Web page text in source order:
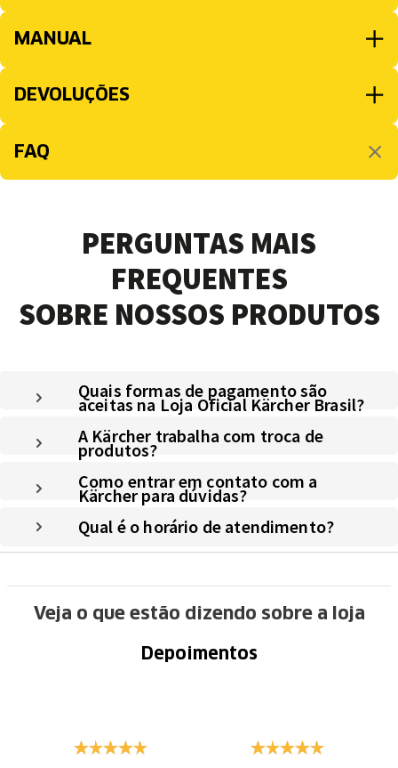
MANUAL
DEVOLUÇÕES
FAQ
PERGUNTAS MAIS
FREQUENTES
SOBRE NOSSOS PRODUTOS
Quais formas de pagamento são
aceitas na Loja Oficial Kärcher Brasil?
A Kärcher trabalha com troca de
produtos?
Como entrar em contato com a
Kärcher para dúvidas?
Qual é o horário de atendimento?
Veja o que estão dizendo sobre a loja
Depoimentos